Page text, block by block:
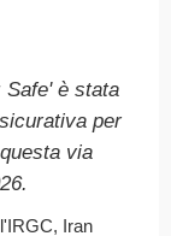
Safe' è stata
per
via
Iran